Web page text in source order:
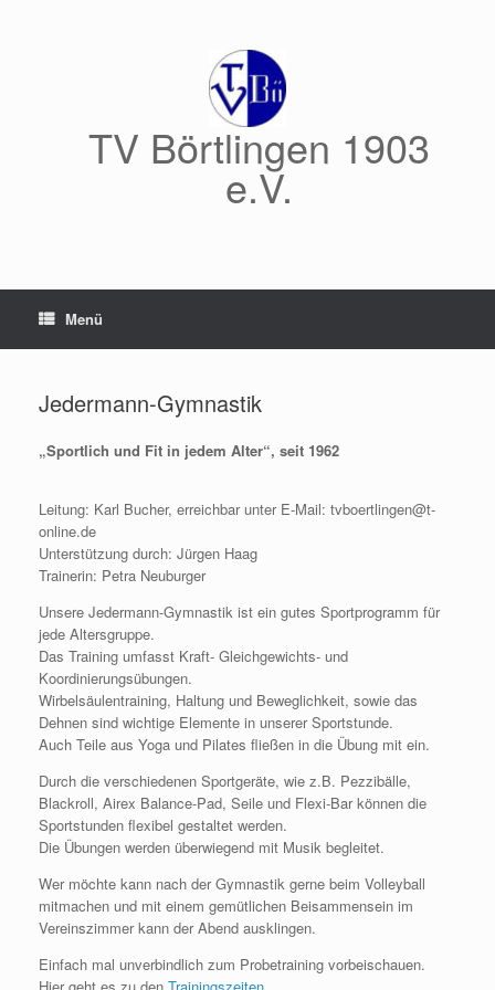
TV Börtlingen 1903
e.V.
Menü
Jedermann-Gymnastik
„Sportlich und Fit in jedem Alter“, seit 1962
Leitung: Karl Bucher, erreichbar unter E-Mail: tvboertlingen@t-
online.de
Unterstützung durch: Jürgen Haag
Trainerin: Petra Neuburger
Unsere Jedermann-Gymnastik ist ein gutes Sportprogramm für
jede Altersgruppe.
Das Training umfasst Kraft- Gleichgewichts- und
Koordinierungsübungen.
Wirbelsäulentraining, Haltung und Beweglichkeit, sowie das
Dehnen sind wichtige Elemente in unserer Sportstunde.
Auch Teile aus Yoga und Pilates fließen in die Übung mit ein.
Durch die verschiedenen Sportgeräte, wie z.B. Pezzibälle,
Blackroll, Airex Balance-Pad, Seile und Flexi-Bar können die
Sportstunden flexibel gestaltet werden.
Die Übungen werden überwiegend mit Musik begleitet.
Wer möchte kann nach der Gymnastik gerne beim Volleyball
mitmachen und mit einem gemütlichen Beisammensein im
Vereinszimmer kann der Abend ausklingen.
Einfach mal unverbindlich zum Probetraining vorbeischauen.